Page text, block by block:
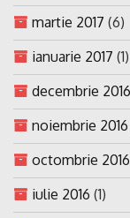
martie 2017 (6)
ianuarie 2017 (1)
decembrie 2016
noiembrie 2016
octombrie 2016
iulie 2016 (1)